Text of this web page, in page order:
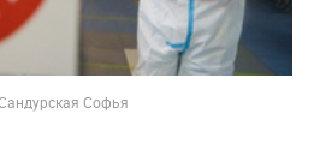
Софья